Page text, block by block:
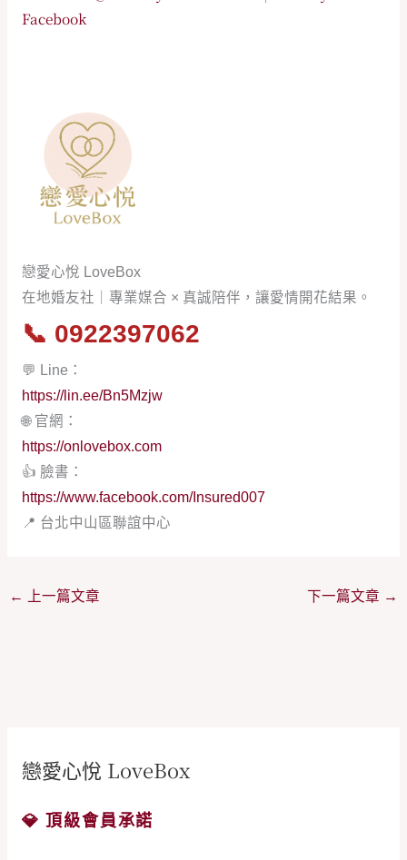
Facebook
戀愛心悅 LoveBox
在地婚友社｜專業媒合 × 真誠陪伴，讓愛情開花結果。
📞 0922397062
💬 Line：
https://lin.ee/Bn5Mzjw
🌐 官網：
https://onlovebox.com
👍 臉書：
https://www.facebook.com/Insured007
📍 台北中山區聯誼中心
← 上一篇文章 下一篇文章 →
戀愛心悅 LoveBox
💎 頂級會員承諾